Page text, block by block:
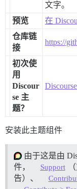
文字。
预览
在
仓库链
接
https://
初次使
用
Discour
se 主
题？
安装此主题组件
由于这是由
件，
Support
告）、